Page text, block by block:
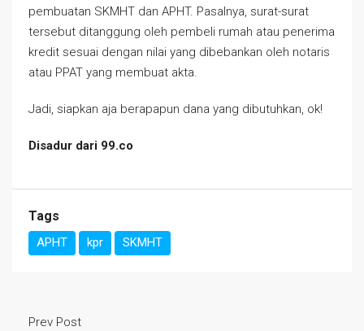
pembuatan SKMHT dan APHT. Pasalnya, surat-surat
tersebut ditanggung oleh pembeli rumah atau penerima
kredit sesuai dengan nilai yang dibebankan oleh notaris
atau PPAT yang membuat akta.
Jadi, siapkan aja berapapun dana yang dibutuhkan, ok!
Disadur dari 99.co
Tags
APHT kpr SKMHT
Prev Post